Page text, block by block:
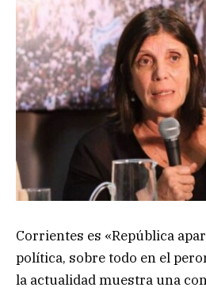
Corrientes es «República
política, sobre todo en el
la actualidad muestra una